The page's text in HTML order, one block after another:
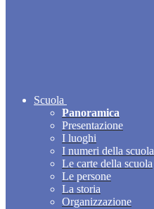
Scuola
Panoramica
Presentazione
I luoghi
I numeri della scuola
Le carte della scuola
Le persone
La storia
Organizzazione